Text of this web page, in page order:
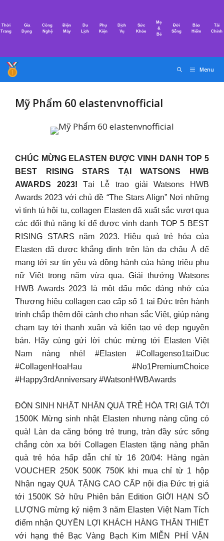
nội
Thời
Trang
Gia
Dụng
Công
Nghệ
Điện
Máy
Du
Lịch
Phụ
Kiện
Dịch
Vụ
Sức
Khỏe
Mẹ
&
Bé
Đời
Sống
Bảo
Hiểm
Tài
Chính
Menu
Mỹ Phẩm 60 elastenvnofficial
CHÚC MỪNG ELASTEN ĐƯỢC VINH DANH TOP 5
BEST RISING STARS TẠI WATSONS HWB
AWARDS 2023! Tại Lễ trao giải Watsons HWB
Awards 2023 với chủ đề “The Stars Align” Nơi những
vì tinh tú hội tụ, collagen Elasten đã xuất sắc vượt qua
các đối thủ nặng kí để được vinh danh TOP 5 BEST
RISING STARS năm 2023. Hiệu quả trẻ hóa của
Elasten đã được khẳng định trên làn da châu Á để
mang tới sự tin yêu và đồng hành của hàng triệu phụ
nữ Việt trong năm vừa qua. Giải thưởng Watsons
HWB Awards 2023 là một dấu mốc đáng nhớ của
Thương hiệu collagen cao cấp số 1 tại Đức trên hành
trình chắp thêm đôi cánh cho nhan sắc Việt, giúp nàng
chạm tay tới thanh xuân và kiến tạo vẻ đẹp nguyên
bản. Hãy cùng gửi lời chúc mừng tới Elasten Việt
Nam nàng nhé! #Elasten #Collagenso1taiDuc
#CollagenHoaHau #No1PremiumChoice
#Happy3rdAnniversary #WatsonHWBAwards
ĐÓN SINH NHẬT NHẬN QUÀ TRẺ HÓA TRỊ GIÁ TỚI
1500K Mừng sinh nhật Elasten nhưng nàng cũng có
quà! Làn da căng bóng trẻ trung, tràn đầy sức sống
chẳng còn xa bởi Collagen Elasten tặng nàng phần
quà trẻ hóa hấp dẫn chỉ từ 16 20/04: Hàng ngàn
VOUCHER 250K 500K 750K khi mua chỉ từ 1 hộp
Nhận ngay QUÀ TẶNG CAO CẤP nội địa Đức trị giá
tới 1500K Sở hữu Phiên bản Edition GIỚI HẠN SỐ
LƯỢNG mừng kỷ niệm 3 năm Elasten Việt Nam Tích
điểm nhận QUYỀN LỢI KHÁCH HÀNG THÂN THIẾT
với hạng thẻ Bạc Vàng Bạch Kim MIỄN PHÍ VẬN